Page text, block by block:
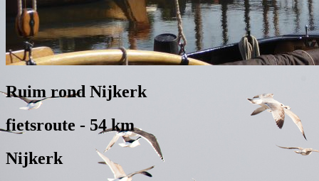
Ruim rond Nijkerk
fietsroute - 54 km
Nijkerk